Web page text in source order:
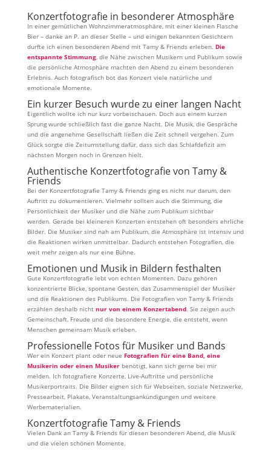
Konzertfotografie in besonderer Atmosphäre
In einer gemütlichen Wohnzimmeratmosphäre, mit einer kleinen Flasche
Bier – danke an P. an dieser Stelle – und einigen bekannten Gesichtern
durfte ich einen besonderen Abend mit Tamy & Friends erleben. Die
entspannte Stimmung, die Nähe zwischen Musikern und Publikum sowie
die persönliche Atmosphäre machten den Abend zu einem besonderen
Erlebnis. Auch fotografisch bot das Konzert viele natürliche und
emotionale Momente.
Ein kurzer Besuch wurde zu einer langen Nacht
Eigentlich wollte ich nur kurz vorbeischauen. Doch aus einem kurzen
Sprung wurde schließlich fast die ganze Nacht. Die Musik, die Gespräche
und die angenehme Gesellschaft ließen die Zeit schnell vergehen. Zum
Glück sorgte die Zeitumstellung dafür, dass sich das Schlafdefizit am
nächsten Morgen noch in Grenzen hielt.
Authentische Konzertfotografie von Tamy &
Friends
Bei der Konzertfotografie Tamy & Friends ging es nicht nur darum, den
Auftritt zu dokumentieren. Vielmehr sollten auch die Stimmung, die
Persönlichkeit der Musiker und die Nähe zum Publikum sichtbar
werden. Gerade bei kleineren Konzerten entstehen oft besonders ehrliche
Bilder. Die Musiker sind nah am Publikum, die Atmosphäre ist intensiv und
die Reaktionen wirken unmittelbar. Dadurch entstehen Fotografien, die
weit mehr zeigen als nur eine Bühne.
Emotionen und Musik in Bildern festhalten
Gute Konzertfotografie lebt von echten Momenten. Dazu gehören
konzentrierte Blicke, spontane Gesten, das Zusammenspiel der Musiker
und die Reaktionen des Publikums. Die Fotografien von Tamy & Friends
erzählen deshalb nicht nur von einem Konzertabend. Sie zeigen auch
Gemeinschaft, Freude und die besondere Energie, die entsteht, wenn
Menschen gemeinsam Musik erleben.
Professionelle Fotos für Musiker und Bands
Wer ein Konzert plant oder neue Fotografien für eine Band, eine
Musikerin oder einen Musikerbenötigt, kann sich gerne bei mir
melden. Ich fotografiere Konzerte, Live-Auftritte und persönliche
Musikerportraits. Die Bilder eignen sich für Webseiten, soziale Netzwerke,
Pressearbeit, Plakate, Veranstaltungsankündigungen und weitere
Werbematerialien.
Konzertfotografie Tamy & Friends
Vielen Dank an Tamy & Friends für diesen besonderen Abend, die Musik
und die vielen schönen Momente.